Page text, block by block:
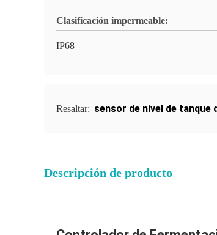
Clasificación impermeable:
IP68
Resaltar: sensor de nivel de tanque
Descripción de producto